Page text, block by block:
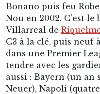
Bonano puis feu
Nou en 2002. C’est
Villarreal de
C3 à la clé, puis neuf
dans une Premier
tendre avec les
aussi : Bayern (un an
Neuer), Napoli